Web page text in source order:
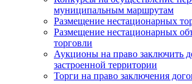
муниципальным маршрутам
Размещение нестационарных
Размещение нестационарных
торговли
Аукционы на право заключить
застроенной территории
Торги на право заключения